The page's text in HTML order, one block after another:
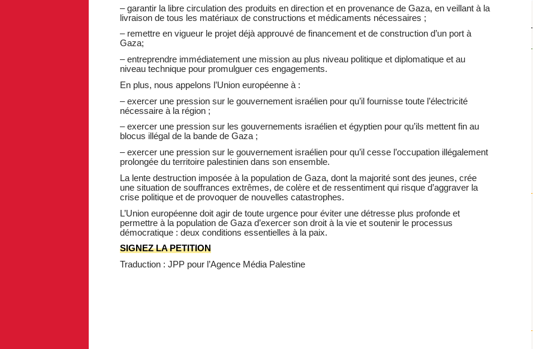
– garantir la libre circulation des produits en direction et en provenance de Gaza, en veillant à la
livraison de tous les matériaux de constructions et médicaments nécessaires ;
– remettre en vigueur le projet déjà approuvé de financement et de construction d’un port à
Gaza;
– entreprendre immédiatement une mission au plus niveau politique et diplomatique et au
niveau technique pour promulguer ces engagements.
En plus, nous appelons l’Union européenne à :
– exercer une pression sur le gouvernement israélien pour qu’il fournisse toute l’électricité
nécessaire à la région ;
– exercer une pression sur les gouvernements israélien et égyptien pour qu’ils mettent fin au
blocus illégal de la bande de Gaza ;
– exercer une pression sur le gouvernement israélien pour qu’il cesse l’occupation illégalement
prolongée du territoire palestinien dans son ensemble.
La lente destruction imposée à la population de Gaza, dont la majorité sont des jeunes, crée
une situation de souffrances extrêmes, de colère et de ressentiment qui risque d’aggraver la
crise politique et de provoquer de nouvelles catastrophes.
L’Union européenne doit agir de toute urgence pour éviter une détresse plus profonde et
permettre à la population de Gaza d’exercer son droit à la vie et soutenir le processus
démocratique : deux conditions essentielles à la paix.
SIGNEZ LA PETITION
Traduction : JPP pour l’Agence Média Palestine